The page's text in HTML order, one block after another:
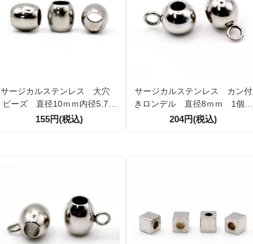
サージカルステンレス 大穴
ビーズ 直径10ｍｍ内径5.7ｍ
ｍ 1個／10個 （92809496）
155円(税込)
サージカルステンレス カン付
きロンデル 直径8ｍｍ 1個／
10個（96669037）
204円(税込)